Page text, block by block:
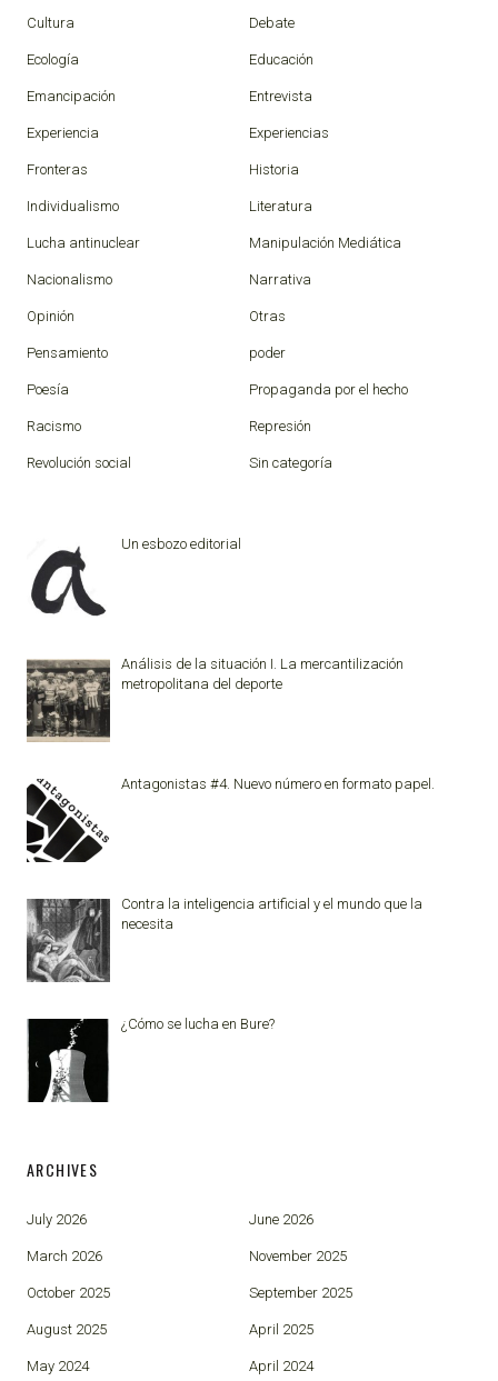
Cultura Debate
Ecología Educación
Emancipación Entrevista
Experiencia Experiencias
Fronteras Historia
Individualismo Literatura
Lucha antinuclear Manipulación Mediática
Nacionalismo Narrativa
Opinión Otras
Pensamiento poder
Poesía Propaganda por el hecho
Racismo Represión
Revolución social Sin categoría
Un esbozo editorial
Análisis de la situación I. La mercantilización
metropolitana del deporte
Antagonistas #4. Nuevo número en formato papel.
Contra la inteligencia artificial y el mundo que la
necesita
¿Cómo se lucha en Bure?
ARCHIVES
July 2026 June 2026
March 2026 November 2025
October 2025 September 2025
August 2025 April 2025
May 2024 April 2024